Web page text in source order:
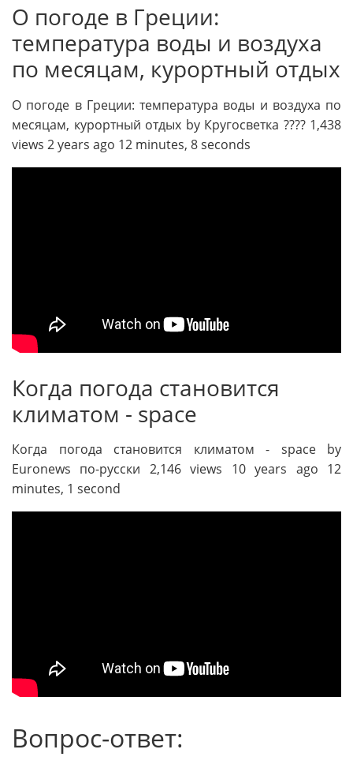
О погоде в Греции:
температура воды и воздуха
по месяцам, курортный отдых
О погоде в Греции: температура воды и воздуха по
месяцам, курортный отдых by Кругосветка ???? 1,438
views 2 years ago 12 minutes, 8 seconds
Когда погода становится
климатом - space
Когда погода становится климатом - space by
Euronews по-русски 2,146 views 10 years ago 12
minutes, 1 second
Вопрос-ответ: